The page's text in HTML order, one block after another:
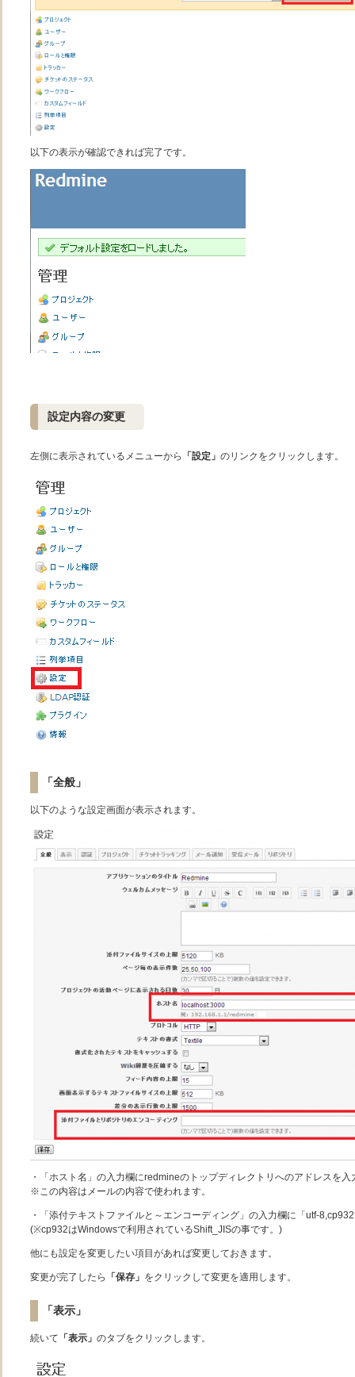
以下の表示が確認できれば完了です。
設定内容の変更
左側に表示されているメニューから 「設定」 のリンクをクリックします。
「全般」
以下のような設定画面が表示されます。
・「ホスト名」の入力欄にredmineのトップディレクトリへのアドレスを入
※この内容はメールの内容で使われます。
・「添付テキストファイルと～エンコーディング」の入力欄に「utf-
(※cp932はWindowsで利用されているShift_JISの事です。)
他にも設定を変更したい項目があれば変更しておきます。
変更が完了したら 「保存」 をクリックして変更を適用します。
「表示」
続いて 「表示」 のタブをクリックします。